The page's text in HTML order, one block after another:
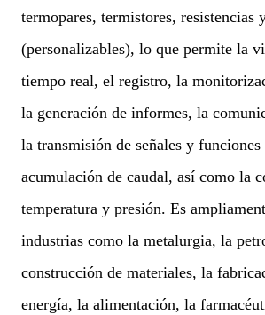
termopares, termistores, resistencias
(personalizables), lo que permite la
tiempo real, el registro, la
la generación de informes, la
la transmisión de señales y
acumulación de caudal, así como la
temperatura y presión. Es
industrias como la metalurgia, la
construcción de materiales, la
energía, la alimentación, la